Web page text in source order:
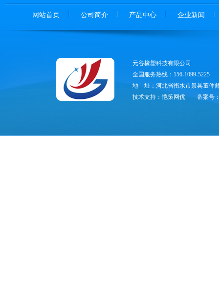
网站首页 公司简介 产品中心 企业新闻
元谷橡塑科技有限公司
全国服务热线：156-1099-5225
地 址：河北省衡水市景县董仲
技术支持：恺策网优
备案号